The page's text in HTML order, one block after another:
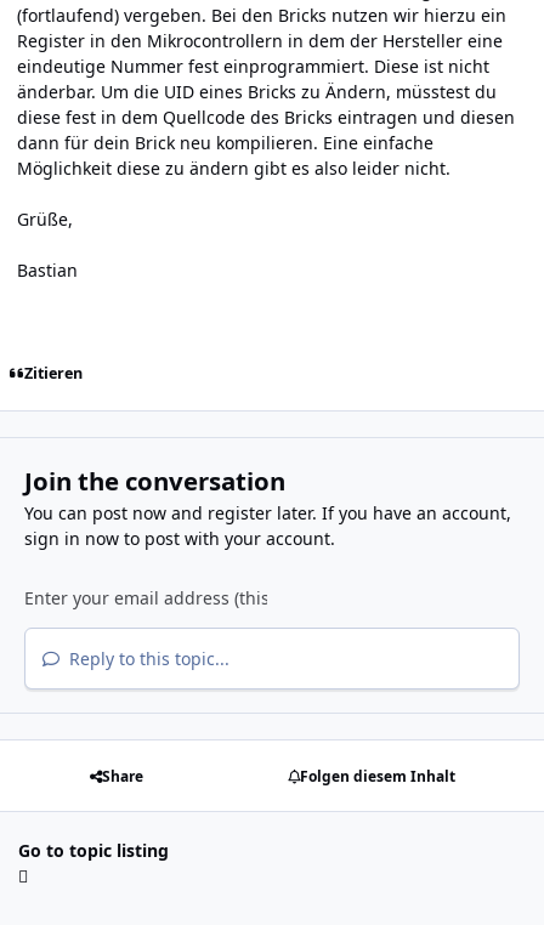
(fortlaufend) vergeben. Bei den Bricks nutzen wir hierzu ein
Register in den Mikrocontrollern in dem der Hersteller eine
eindeutige Nummer fest einprogrammiert. Diese ist nicht
änderbar. Um die UID eines Bricks zu Ändern, müsstest du
diese fest in dem Quellcode des Bricks eintragen und diesen
dann für dein Brick neu kompilieren. Eine einfache
Möglichkeit diese zu ändern gibt es also leider nicht.
Grüße,
Bastian
Zitieren
Join the conversation
You can post now and register later. If you have an account,
sign in nowto post with your account.
Reply to this topic...
Share Folgen diesem Inhalt
Go to topic listing